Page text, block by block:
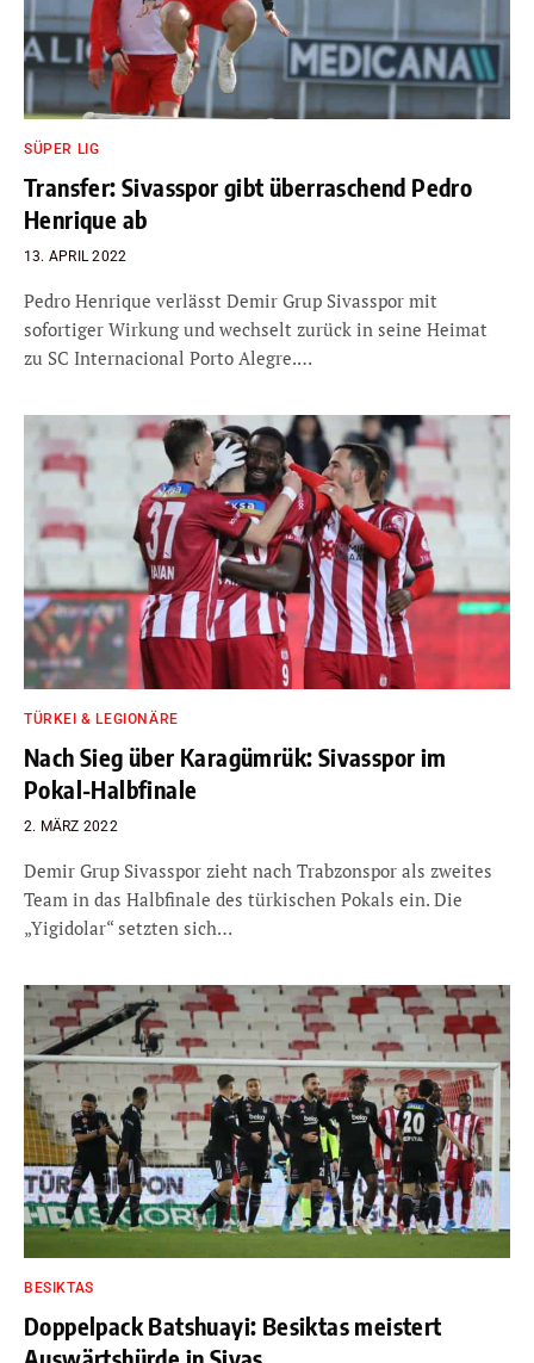
SÜPER LIG
Transfer: Sivasspor gibt überraschend Pedro
Henrique ab
13. APRIL 2022
Pedro Henrique verlässt Demir Grup Sivasspor mit
sofortiger Wirkung und wechselt zurück in seine Heimat
zu SC Internacional Porto Alegre.…
TÜRKEI & LEGIONÄRE
Nach Sieg über Karagümrük: Sivasspor im
Pokal-Halbfinale
2. MÄRZ 2022
Demir Grup Sivasspor zieht nach Trabzonspor als zweites
Team in das Halbfinale des türkischen Pokals ein. Die
„Yigidolar“ setzten sich…
BESIKTAS
Doppelpack Batshuayi: Besiktas meistert